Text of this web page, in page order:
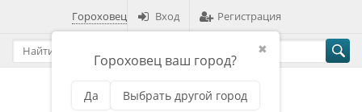
Гороховец
✖
Гороховец ваш город?
Да Выбрать другой город
Вход Регистрация